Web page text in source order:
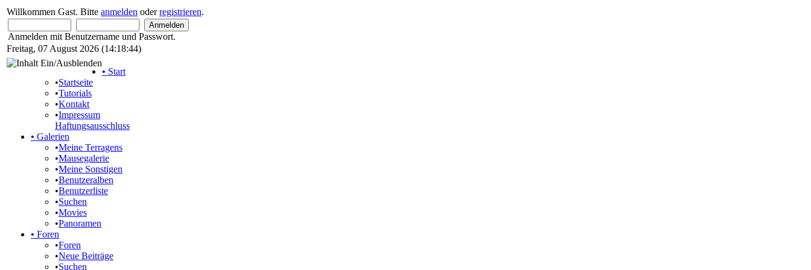
Willkommen Gast. Bitte anmelden oderregistrieren.
Anmelden mit Benutzername und Passwort.
Freitag, 07 August 2026 (14:18:44)
• Start
•Startseite
•Tutorials
•Kontakt
•Impressum
Haftungsausschluss
• Galerien
•Meine Terragens
•Mausegalerie
•Meine Sonstigen
•Benutzeralben
•Benutzerliste
•Suchen
•Movies
•Panoramen
• Foren
•Foren
•Neue Beiträge
•Suchen